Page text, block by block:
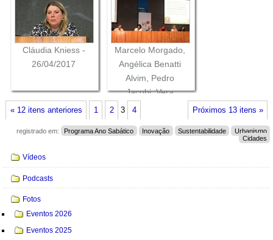
Cláudia Kniess -
26/04/2017
Marcelo Morgado,
Angélica Benatti
Alvim, Pedro
Jacobi, Vera
Pallamin, Neli
Aparecida de Mello-
Théry e Amanda
« 12 itens anteriores Próximos 13 itens »
1 2 3 4
registrado em: Programa Ano Sabático Inovação Sustentabilidade
Urbanismo
Cidades
Navegação
Vídeos
Podcasts
Fotos
Eventos 2026
Eventos 2025